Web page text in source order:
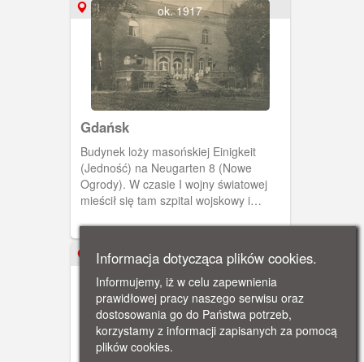
ok. 1917
Gdańsk
Budynek loży masońskiej Einigkeit
(Jedność) na Neugarten 8 (Nowe
Ogrody). W czasie I wojny światowej
mieścił się tam szpital wojskowy i
ok. 1900
Informacja dotycząca plików cookies.
Informujemy, iż w celu zapewnienia
prawidłowej pracy naszego serwisu oraz
dostosowania go do Państwa potrzeb,
korzystamy z informacji zapisanych za pomocą
plików cookies.